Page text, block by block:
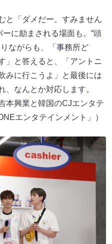
と「ダメだー。すみません
に励まされる場面も。“頭
ながらも、「事務所ど
と答えると、「アントニ
に行こうよ」と最後には
、なんとか対応します。
本興業と韓国のCJエンタテ
エンタテインメント」）